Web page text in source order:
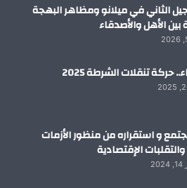
الثاني في ميلانو ومظاهر البهجة
بين الأهل والأصدقاء
حركة تنقلات الشرطة 2025
و استقراره من منظور الأزمات
الإقتصادية